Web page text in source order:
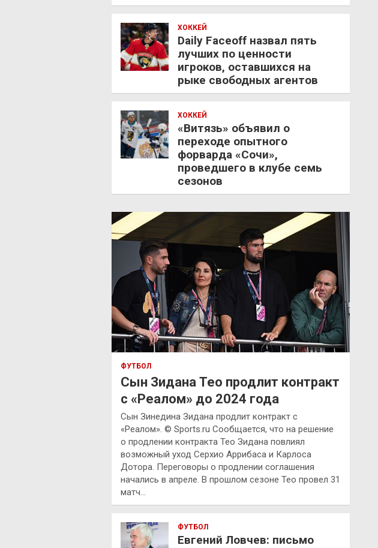
ХОККЕЙ
Daily Faceoff назвал пять
лучших по ценности
игроков, оставшихся на
рыке свободных агентов
ХОККЕЙ
«Витязь» объявил о
переходе опытного
форварда «Сочи»,
проведшего в клубе семь
сезонов
ФУТБОЛ
Сын Зидана Тео продлит контракт
с «Реалом» до 2024 года
Сын Зинедина Зидана продлит контракт с
«Реалом». © Sports.ru Сообщается, что на решение
о продлении контракта Тео Зидана повлиял
возможный уход Серхио Аррибаса и Карлоса
Дотора. Переговоры о продлении соглашения
начались в апреле. В прошлом сезоне Тео провел 31
матч…
ФУТБОЛ
Евгений Ловчев: письмо